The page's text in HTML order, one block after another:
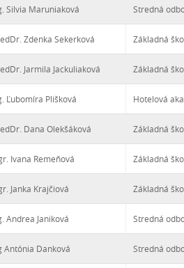
Silvia Maruniaková Stredná
Zdenka Sekerková Základná
Jarmila Jackuliaková Základná
Ľubomíra Plišková Hotelová
Dana Olekšáková Základná
Ivana Remeňová Základná
Janka Krajčiová Základná
Andrea Janiková Stredná
Antónia Danková Stredná